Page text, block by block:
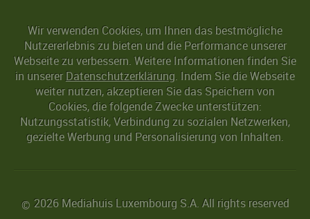
Wir verwenden Cookies, um Ihnen das bestmögliche
Nutzererlebnis zu bieten und die Performance unserer
Webseite zu verbessern. Weitere Informationen finden Sie
in unserer Datenschutzerklärung. Indem Sie die Webseite
weiter nutzen, akzeptieren Sie das Speichern von
Cookies, die folgende Zwecke unterstützen:
Nutzungsstatistik, Verbindung zu sozialen Netzwerken,
gezielte Werbung und Personalisierung von Inhalten.
© 2026 Mediahuis Luxembourg S.A. All rights reserved